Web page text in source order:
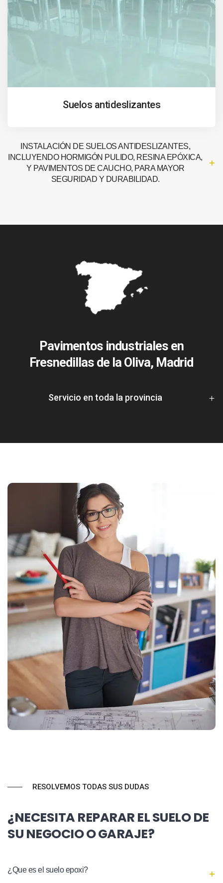
Suelos antideslizantes
INSTALACIÓN DE SUELOS ANTIDESLIZANTES,
INCLUYENDO HORMIGÓN PULIDO, RESINA EPÓXICA,
Y PAVIMENTOS DE CAUCHO, PARA MAYOR
SEGURIDAD Y DURABILIDAD.
Pavimentos industriales en
Fresnedillas de la Oliva, Madrid
Servicio en toda la provincia
RESOLVEMOS TODAS SUS DUDAS
¿NECESITA REPARAR EL SUELO DE
SU NEGOCIO O GARAJE?
¿Que es el suelo epoxi?